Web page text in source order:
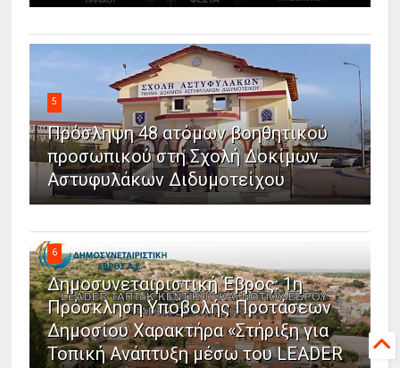
5
Πρόσληψη 48 ατόμων βοηθητικού
προσωπικού στη Σχολή Δοκίμων
Αστυφυλάκων Διδυμοτείχου
6
Δημοσυνεταιριστική Έβρος: 1η
Πρόσκληση Υποβολής Προτάσεων
Δημοσίου Χαρακτήρα «Στήριξη για
Τοπική Ανάπτυξη μέσω του LEADER